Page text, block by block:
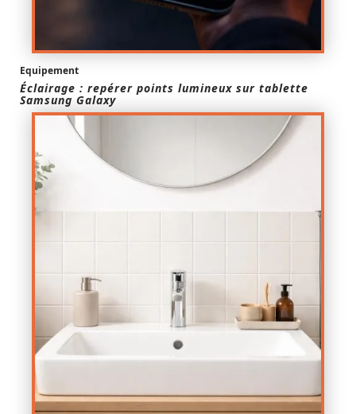
Equipement
Éclairage : repérer points lumineux sur tablette
Samsung Galaxy